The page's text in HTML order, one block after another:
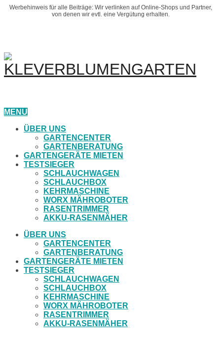
Werbehinweis für alle Beiträge: Wir verlinken auf Online-Shops und Partner,
von denen wir evtl. eine Vergütung erhalten.
MENU
ÜBER UNS
GARTENCENTER
GARTENBERATUNG
GARTENGERÄTE MIETEN
TESTSIEGER
SCHLAUCHWAGEN
SCHLAUCHBOX
KEHRMASCHINE
WORX MÄHROBOTER
RASENTRIMMER
AKKU-RASENMÄHER
ÜBER UNS
GARTENCENTER
GARTENBERATUNG
GARTENGERÄTE MIETEN
TESTSIEGER
SCHLAUCHWAGEN
SCHLAUCHBOX
KEHRMASCHINE
WORX MÄHROBOTER
RASENTRIMMER
AKKU-RASENMÄHER